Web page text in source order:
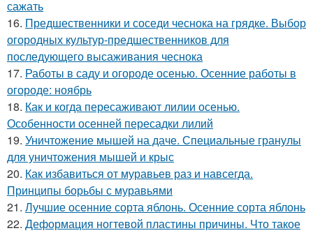
сажать
16. Предшественники и соседи чеснока на грядке. Выбор
огородных культур-предшественников для
последующего высаживания чеснока
17. Работы в саду и огороде осенью. Осенние работы в
огороде: ноябрь
18. Как и когда пересаживают лилии осенью.
Особенности осенней пересадки лилий
19. Уничтожение мышей на даче. Специальные гранулы
для уничтожения мышей и крыс
20. Как избавиться от муравьев раз и навсегда.
Принципы борьбы с муравьями
21. Лучшие осенние сорта яблонь. Осенние сорта яблонь
22. Деформация ногтевой пластины причины. Что такое